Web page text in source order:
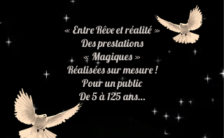
« Entre Rêve et réalité »
Des prestations
« Magiques »
Réalisées sur mesure !
Pour un public
De 5 à 125 ans…